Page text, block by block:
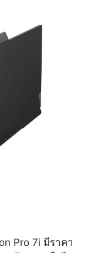
Pro 7i มีราคา